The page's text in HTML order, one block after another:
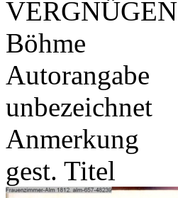
Böhme
Autorangabe
unbezeichnet
Anmerkung
gest. Titel